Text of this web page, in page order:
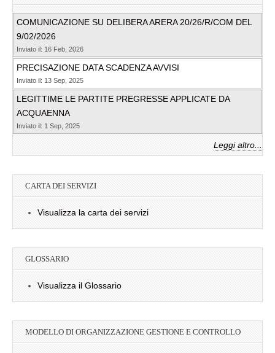
COMUNICAZIONE SU DELIBERA ARERA 20/26/R/COM DEL
9/02/2026
Inviato il: 16 Feb, 2026
PRECISAZIONE DATA SCADENZA AVVISI
Inviato il: 13 Sep, 2025
LEGITTIME LE PARTITE PREGRESSE APPLICATE DA
ACQUAENNA
Inviato il: 1 Sep, 2025
Leggi altro...
CARTA DEI SERVIZI
Visualizza la carta dei servizi
GLOSSARIO
Visualizza il Glossario
MODELLO DI ORGANIZZAZIONE GESTIONE E CONTROLLO